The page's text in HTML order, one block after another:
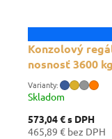
Konzolový
nosnosť 3600
Skladom
573,04 €s DPH
465,89 € bez DPH